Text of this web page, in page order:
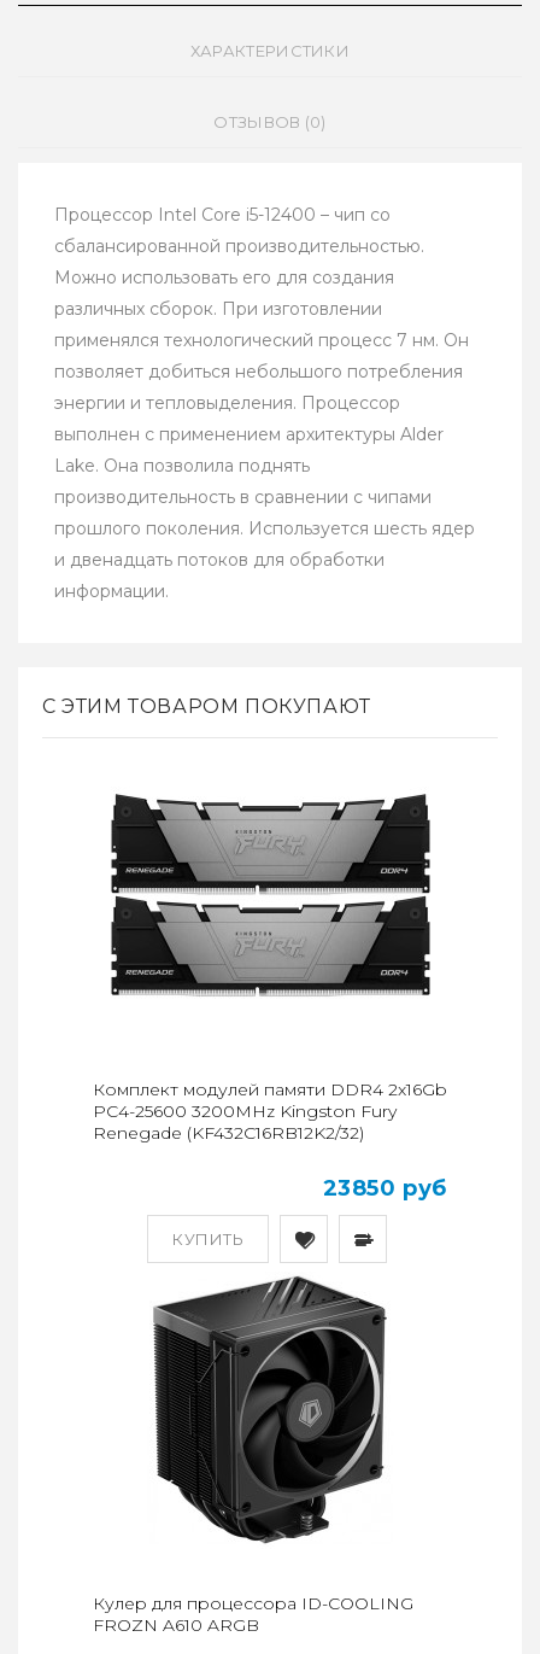
ХАРАКТЕРИСТИКИ
ОТЗЫВОВ (0)
Процессор Intel Core i5-12400 – чип со
сбалансированной производительностью.
Можно использовать его для создания
различных сборок. При изготовлении
применялся технологический процесс 7 нм. Он
позволяет добиться небольшого потребления
энергии и тепловыделения. Процессор
выполнен с применением архитектуры Alder
Lake. Она позволила поднять
производительность в сравнении с чипами
прошлого поколения. Используется шесть ядер
и двенадцать потоков для обработки
информации.
С ЭТИМ ТОВАРОМ ПОКУПАЮТ
КУПИТЬ
Комплект модулей памяти DDR4 2x16Gb
PC4-25600 3200MHz Kingston Fury
Renegade (KF432C16RB12K2/32)
23850 руб
Кулер для процессора ID-COOLING
FROZN A610 ARGB